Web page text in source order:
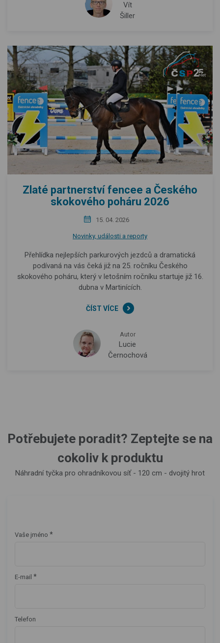
Vít
Šiller
Zlaté partnerství fencee a Českého
skokového poháru 2026
15. 04. 2026
Novinky, události a reporty
Přehlídka nejlepších parkurových jezdců a dramatická
podívaná na vás čeká již na 25. ročníku Českého
skokového poháru, který v letošním ročníku startuje již 16.
dubna v Martinících.
ČÍST VÍCE
Autor
Lucie
Černochová
Potřebujete poradit? Zeptejte se na
cokoliv k produktu
Náhradní tyčka pro ohradníkovou síť - 120 cm - dvojitý hrot
Vaše jméno *
E-mail *
Telefon